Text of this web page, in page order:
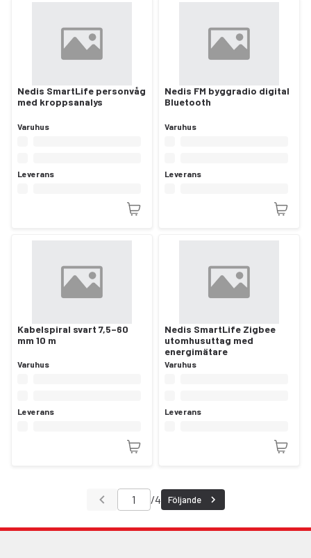
Nedis SmartLife personvåg
med kroppsanalys
Varuhus
Leverans
Nedis FM byggradio digital
Bluetooth
Varuhus
Leverans
Kabelspiral svart 7,5–60
mm 10 m
Varuhus
Leverans
Nedis SmartLife Zigbee
utomhusuttag med
energimätare
Varuhus
Leverans
/4 Följande